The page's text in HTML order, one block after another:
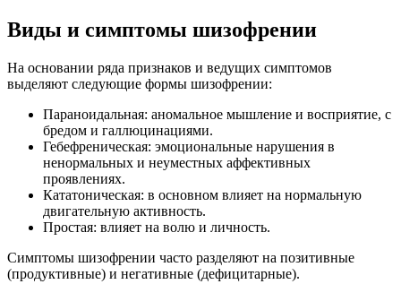
Виды и симптомы шизофрении
На основании ряда признаков и ведущих симптомов
выделяют следующие формы шизофрении:
Параноидальная: аномальное мышление и восприятие, с
бредом и галлюцинациями.
Гебефреническая: эмоциональные нарушения в
ненормальных и неуместных аффективных
проявлениях.
Кататоническая: в основном влияет на нормальную
двигательную активность.
Простая: влияет на волю и личность.
Симптомы шизофрении часто разделяют на позитивные
(продуктивные) и негативные (дефицитарные).